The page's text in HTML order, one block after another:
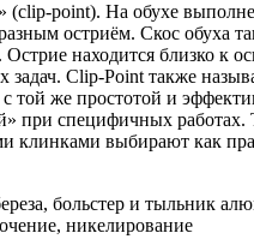
(clip-point). На обухе
остриём. Скос обуха
находится близко к
задач. Clip-Point также
той же простотой и
при специфичных
выбирают как
больстер и тыльник
никелирование